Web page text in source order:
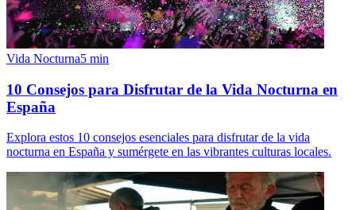
Vida Nocturna5 min
10 Consejos para Disfrutar de la Vida Nocturna en
España
Explora estos 10 consejos esenciales para disfrutar de la vida
nocturna en España y sumérgete en las vibrantes culturas locales.